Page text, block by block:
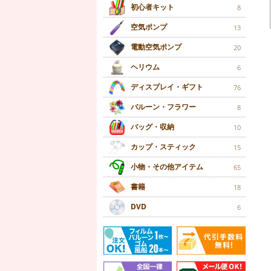
初心者キット 8
空気ポンプ 13
電動空気ポンプ 20
ヘリウム 6
ディスプレイ・ギフト 76
バルーン・フラワー 8
バッグ・収納 10
カップ・スティック 15
小物・その他アイテム 65
書籍 18
DVD 6